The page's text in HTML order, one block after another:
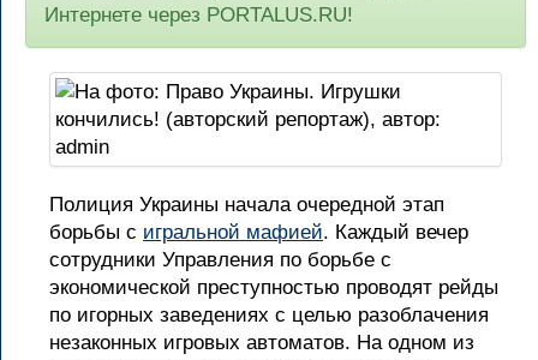
Интернете через PORTALUS.RU!
Полиция Украины начала очередной этап
борьбы с игральной мафией. Каждый вечер
сотрудники Управления по борьбе с
экономической преступностью проводят рейды
по игорных заведениях с целью разоблачения
незаконных игровых автоматов. На одном из